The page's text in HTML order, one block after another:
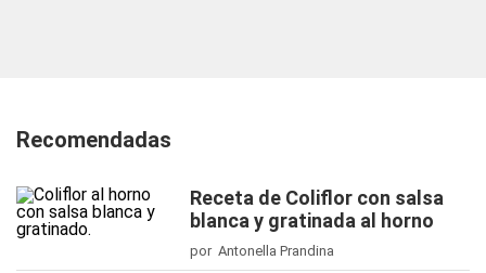
Recomendadas
Receta de Coliflor con salsa
blanca y gratinada al horno
por Antonella Prandina